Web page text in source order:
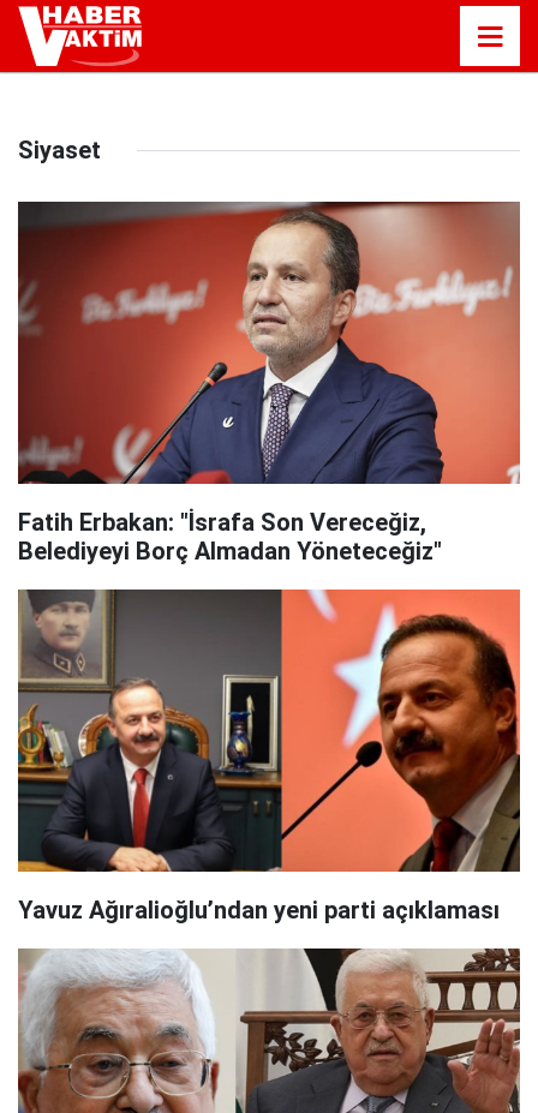
Siyaset
Fatih Erbakan: "İsrafa Son Vereceğiz,
Belediyeyi Borç Almadan Yöneteceğiz"
Yavuz Ağıralioğlu’ndan yeni parti açıklaması